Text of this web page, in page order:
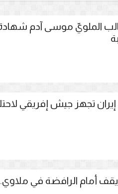
الملويّ موسى آدم شهادة
تجهز جيش إفريقي
يقف أمام الرافضة في